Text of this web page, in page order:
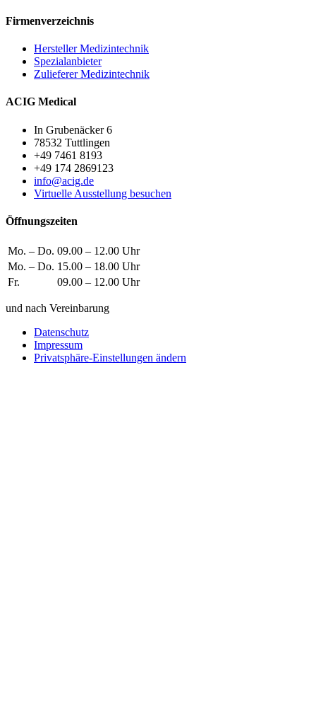
Firmenverzeichnis
Hersteller Medizintechnik
Spezialanbieter
Zulieferer Medizintechnik
ACIG Medical
In Grubenäcker 6
78532 Tuttlingen
+49 7461 8193
+49 174 2869123
info@acig.de
Virtuelle Ausstellung besuchen
Öffnungszeiten
Mo. – Do. 09.00 – 12.00 Uhr
Mo. – Do. 15.00 – 18.00 Uhr
Fr.
09.00 – 12.00 Uhr
und nach Vereinbarung
Datenschutz
Impressum
Privatsphäre-Einstellungen ändern